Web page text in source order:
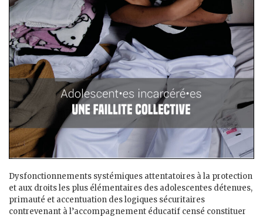
Dysfonctionnements systémiques attentatoires à la protection
et aux droits les plus élémentaires des adolescent·es détenu·es,
primauté et accentuation des logiques sécuritaires
contrevenant à l’accompagnement éducatif censé constituer